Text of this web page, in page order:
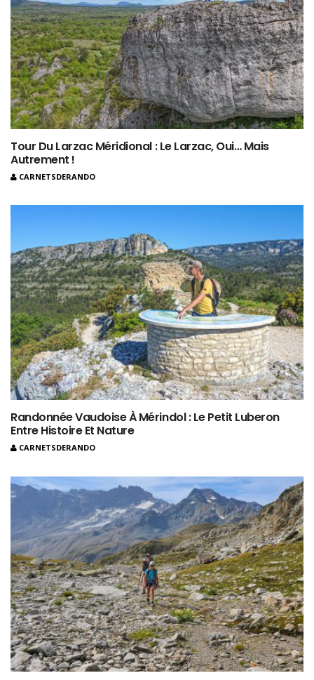
Tour Du Larzac Méridional : Le Larzac, Oui… Mais
Autrement !
CARNETSDERANDO
Randonnée Vaudoise À Mérindol : Le Petit Luberon
Entre Histoire Et Nature
CARNETSDERANDO